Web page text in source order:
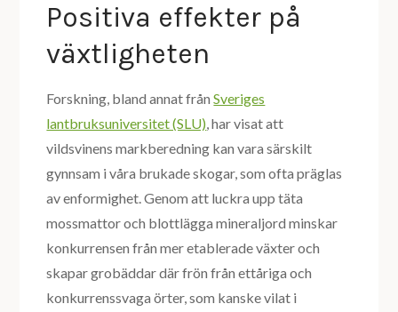
Positiva effekter på
växtligheten
Forskning, bland annat frånSveriges
lantbruksuniversitet (SLU), har visat att
vildsvinens markberedning kan vara särskilt
gynnsam i våra brukade skogar, som ofta präglas
av enformighet. Genom att luckra upp täta
mossmattor och blottlägga mineraljord minskar
konkurrensen från mer etablerade växter och
skapar grobäddar där frön från ettåriga och
konkurrenssvaga örter, som kanske vilat i